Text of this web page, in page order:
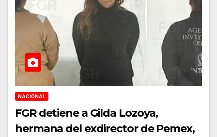
NACIONAL
FGR detiene a Gilda Lozoya,
hermana del exdirector de Pemex,